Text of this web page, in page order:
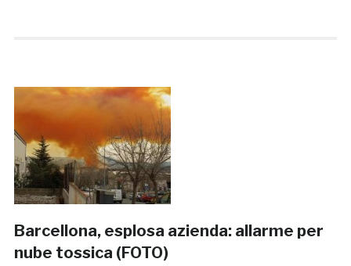
Barcellona, esplosa azienda: allarme per
nube tossica (FOTO)